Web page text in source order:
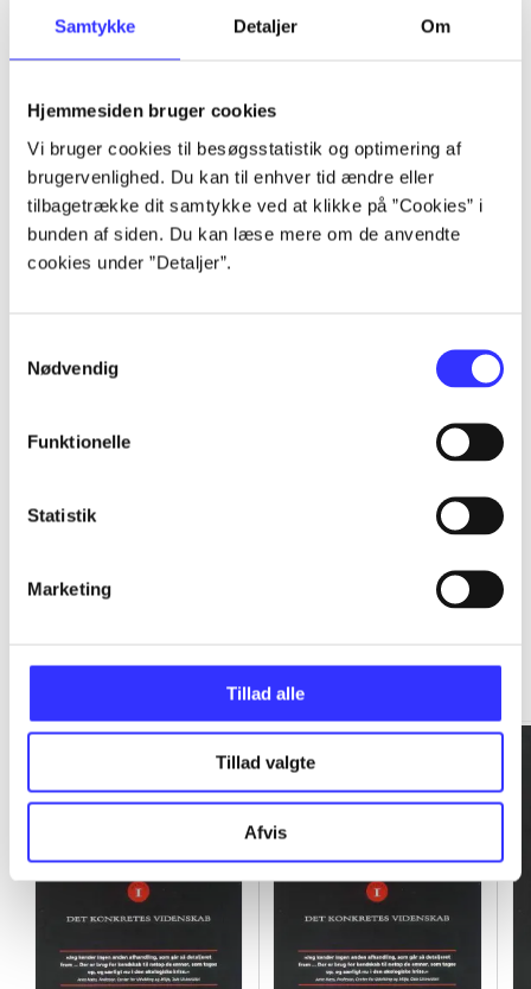
Samtykke Detaljer Om
Hjemmesiden bruger cookies
Vi bruger cookies til besøgsstatistik og optimering af
brugervenlighed. Du kan til enhver tid ændre eller
tilbagetrække dit samtykke ved at klikke på ”Cookies” i
bunden af siden. Du kan læse mere om de anvendte
cookies under ”Detaljer”.
Nødvendig
Funktionelle
Statistik
Marketing
Tillad alle
Tillad valgte
Afvis
Artikler
...
...
...
...
Gå til serien